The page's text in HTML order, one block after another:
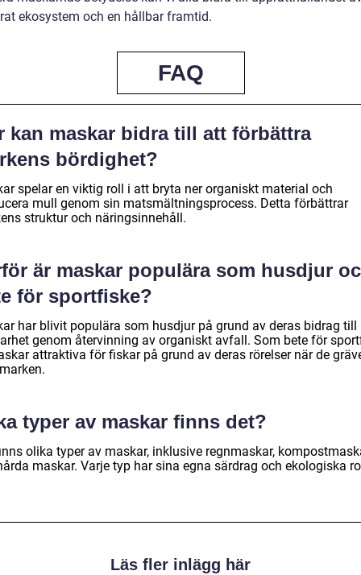
ekosystem och en hållbar framtid.
FAQ
kan maskar bidra till att förbättra
bördighet?
spelar en viktig roll i att bryta ner organiskt material och
mull genom sin matsmältningsprocess. Detta förbättrar
struktur och näringsinnehåll.
är maskar populära som husdjur
för sportfiske?
har blivit populära som husdjur på grund av deras bidrag till
genom återvinning av organiskt avfall. Som bete för
attraktiva för fiskar på grund av deras rörelser när de
typer av maskar finns det?
olika typer av maskar, inklusive regnmaskar,
maskar. Varje typ har sina egna särdrag och ekologiska
Läs fler inlägg här